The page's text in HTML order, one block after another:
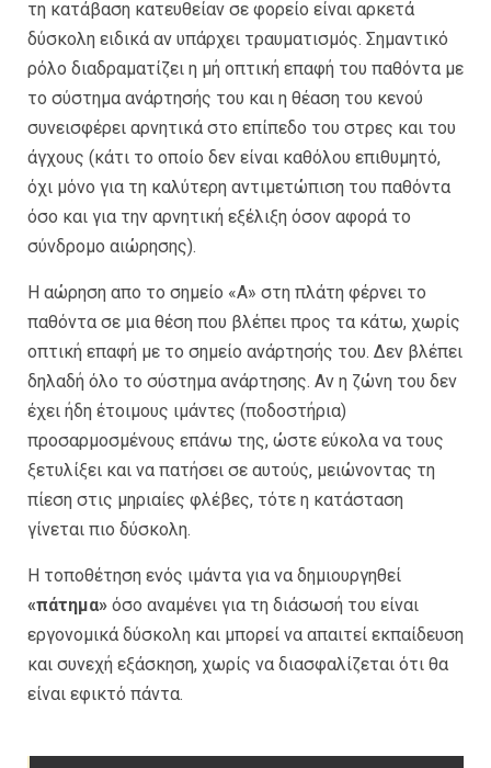
τη κατάβαση κατευθείαν σε φορείο είναι αρκετά
δύσκολη ειδικά αν υπάρχει τραυματισμός. Σημαντικό
ρόλο διαδραματίζει η μή οπτική επαφή του παθόντα με
το σύστημα ανάρτησής του και η θέαση του κενού
συνεισφέρει αρνητικά στο επίπεδο του στρες και του
άγχους (κάτι το οποίο δεν είναι καθόλου επιθυμητό,
όχι μόνο για τη καλύτερη αντιμετώπιση του παθόντα
όσο και για την αρνητική εξέλιξη όσον αφορά το
σύνδρομο αιώρησης).
Η αώρηση απο το σημείο «Α» στη πλάτη φέρνει το
παθόντα σε μια θέση που βλέπει προς τα κάτω, χωρίς
οπτική επαφή με το σημείο ανάρτησής του. Δεν βλέπει
δηλαδή όλο το σύστημα ανάρτησης. Αν η ζώνη του δεν
έχει ήδη έτοιμους ιμάντες (ποδοστήρια)
προσαρμοσμένους επάνω της, ώστε εύκολα να τους
ξετυλίξει και να πατήσει σε αυτούς, μειώνοντας τη
πίεση στις μηριαίες φλέβες, τότε η κατάσταση
γίνεται πιο δύσκολη.
Η τοποθέτηση ενός ιμάντα για να δημιουργηθεί
«πάτημα» όσο αναμένει για τη διάσωσή του είναι
εργονομικά δύσκολη και μπορεί να απαιτεί εκπαίδευση
και συνεχή εξάσκηση, χωρίς να διασφαλίζεται ότι θα
είναι εφικτό πάντα.